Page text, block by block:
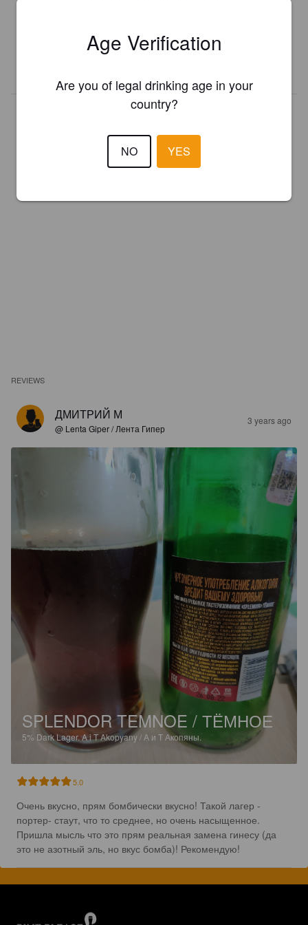
REVIEWS
ДМИТРИЙ М
@ Lenta Giper / Лента Гипер
3 years ago
SPLENDOR TEMNOE / ТЁМНОЕ
5% Dark Lager.A i T Akopyany / А и Т Акопяны.
5.0
Очень вкусно, прям бомбически вкусно! Такой лагер -
портер- стаут, что то среднее, но очень насыщенное.
Пришла мысль что это прям реальная замена гинесу (да
это не азотный эль, но вкус бомба)! Рекомендую!
Age Verification
Are you of legal drinking age in your
country?
NO YES